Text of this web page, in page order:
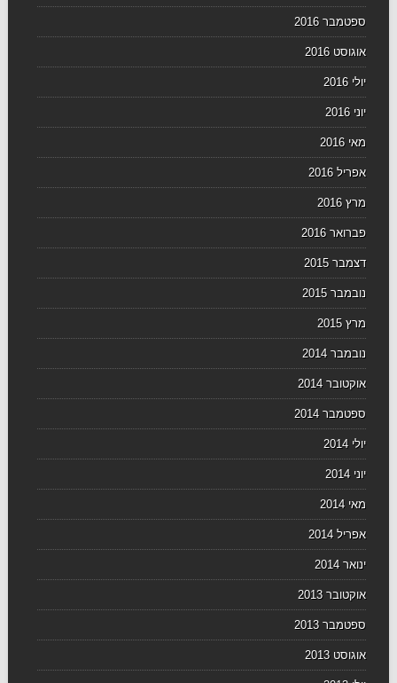
ספטמבר 2016
אוגוסט 2016
יולי 2016
יוני 2016
מאי 2016
אפריל 2016
מרץ 2016
פברואר 2016
דצמבר 2015
נובמבר 2015
מרץ 2015
נובמבר 2014
אוקטובר 2014
ספטמבר 2014
יולי 2014
יוני 2014
מאי 2014
אפריל 2014
ינואר 2014
אוקטובר 2013
ספטמבר 2013
אוגוסט 2013